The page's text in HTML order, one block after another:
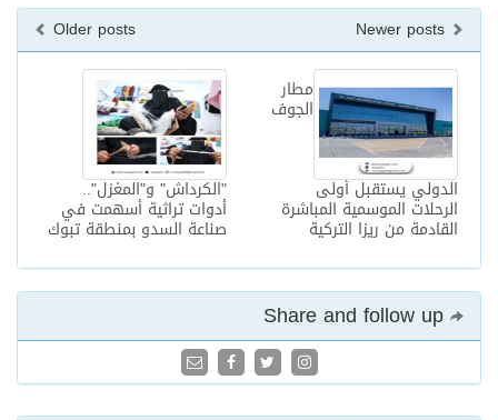
Older posts
"الكرداش" و"المغزل"..
أدوات تراثية أسهمت في
صناعة السدو بمنطقة تبوك
مطار
الجوف
الدولي يستقبل أولى
الرحلات الموسمية المباشرة
القادمة من ريزا التركية